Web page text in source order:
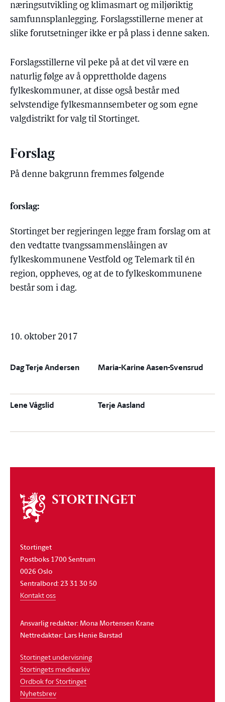
næringsutvikling og klimasmart og miljøriktig
samfunnsplanlegging. Forslagsstillerne mener at
slike forutsetninger ikke er på plass i denne saken.
Forslagsstillerne vil peke på at det vil være en
naturlig følge av å opprettholde dagens
fylkeskommuner, at disse også består med
selvstendige fylkesmannsembeter og som egne
valgdistrikt for valg til Stortinget.
Forslag
På denne bakgrunn fremmes følgende
forslag:
Stortinget ber regjeringen legge fram forslag om at
den vedtatte tvangssammenslåingen av
fylkeskommunene Vestfold og Telemark til én
region, oppheves, og at de to fylkeskommunene
består som i dag.
10. oktober 2017
Dag Terje Andersen Maria-Karine Aasen-Svensrud
Lene Vågslid Terje Aasland
Om
stortinget
Stortinget
Postboks 1700 Sentrum
0026 Oslo
Sentralbord: 23 31 30 50
Kontakt oss
Ansvarlig redaktør: Mona Mortensen Krane
Nettredaktør: Lars Henie Barstad
Stortinget undervisning
Stortingets mediearkiv
Ordbok for Stortinget
Nyhetsbrev